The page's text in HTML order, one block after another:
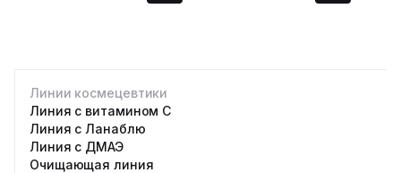
Линии космецевтики
Линия с витамином С
Линия с Ланаблю
Линия с ДМАЭ
Очищающая линия